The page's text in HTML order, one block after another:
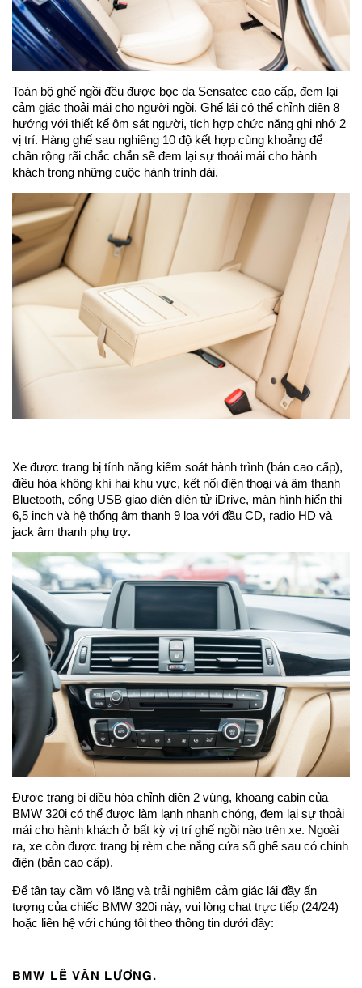
Toàn bộ ghế ngồi đều được bọc da Sensatec cao cấp, đem lại
cảm giác thoải mái cho người ngồi. Ghế lái có thể chỉnh điện 8
hướng với thiết kế ôm sát người, tích hợp chức năng ghi nhớ 2
vị trí. Hàng ghế sau nghiêng 10 độ kết hợp cùng khoảng để
chân rộng rãi chắc chắn sẽ đem lại sự thoải mái cho hành
khách trong những cuộc hành trình dài.
Xe được trang bị tính năng kiểm soát hành trình (bản cao cấp),
điều hòa không khí hai khu vực, kết nối điện thoại và âm thanh
Bluetooth, cổng USB giao diện điện tử iDrive, màn hình hiển thị
6,5 inch và hệ thống âm thanh 9 loa với đầu CD, radio HD và
jack âm thanh phụ trợ.
Được trang bị điều hòa chỉnh điện 2 vùng, khoang cabin của
BMW 320i có thể được làm lạnh nhanh chóng, đem lại sự thoải
mái cho hành khách ở bất kỳ vị trí ghế ngồi nào trên xe. Ngoài
ra, xe còn được trang bị rèm che nắng cửa sổ ghế sau có chỉnh
điện (bản cao cấp).
Để tận tay cầm vô lăng và trải nghiệm cảm giác lái đầy ấn
tượng của chiếc BMW 320i này, vui lòng chat trực tiếp (24/24)
hoặc liên hệ với chúng tôi theo thông tin dưới đây:
———————
BMW LÊ VĂN LƯƠNG.